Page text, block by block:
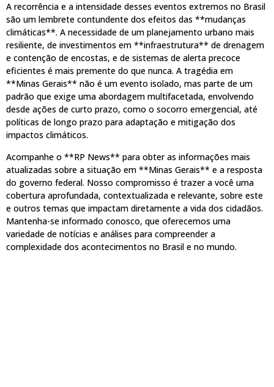
A recorrência e a intensidade desses eventos extremos no Brasil
são um lembrete contundente dos efeitos das **mudanças
climáticas**. A necessidade de um planejamento urbano mais
resiliente, de investimentos em **infraestrutura** de drenagem
e contenção de encostas, e de sistemas de alerta precoce
eficientes é mais premente do que nunca. A tragédia em
**Minas Gerais** não é um evento isolado, mas parte de um
padrão que exige uma abordagem multifacetada, envolvendo
desde ações de curto prazo, como o socorro emergencial, até
políticas de longo prazo para adaptação e mitigação dos
impactos climáticos.
Acompanhe o **RP News** para obter as informações mais
atualizadas sobre a situação em **Minas Gerais** e a resposta
do governo federal. Nosso compromisso é trazer a você uma
cobertura aprofundada, contextualizada e relevante, sobre este
e outros temas que impactam diretamente a vida dos cidadãos.
Mantenha-se informado conosco, que oferecemos uma
variedade de notícias e análises para compreender a
complexidade dos acontecimentos no Brasil e no mundo.